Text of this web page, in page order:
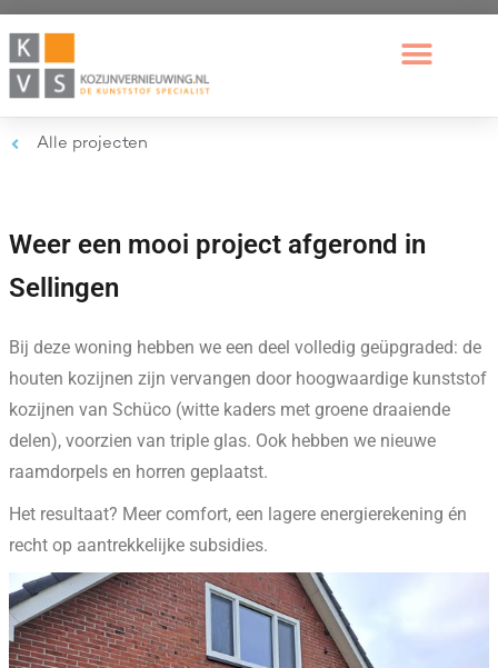
Alle projecten
Weer een mooi project afgerond in
Sellingen
Bij deze woning hebben we een deel volledig geüpgraded: de
houten kozijnen zijn vervangen door hoogwaardige kunststof
kozijnen van Schüco (witte kaders met groene draaiende
delen), voorzien van triple glas. Ook hebben we nieuwe
raamdorpels en horren geplaatst.
Het resultaat? Meer comfort, een lagere energierekening én
recht op aantrekkelijke subsidies.